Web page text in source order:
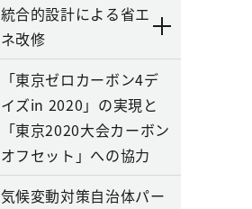
統合的設計による省エ
ネ改修
「東京ゼロカーボン4デ
イズin 2020」の実現と
「東京2020大会カーボン
オフセット」への協力
気候変動対策自治体パー